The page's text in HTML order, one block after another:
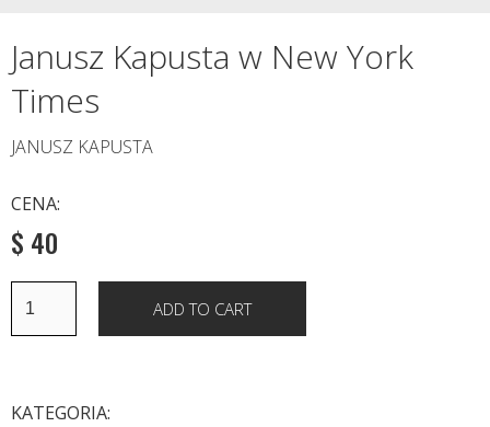
Janusz Kapusta w New York
Times
JANUSZ KAPUSTA
CENA:
$ 40
KATEGORIA: